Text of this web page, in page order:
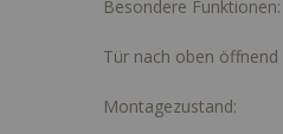
Besondere Funktionen
Tür nach oben öffnend
Montagezustand